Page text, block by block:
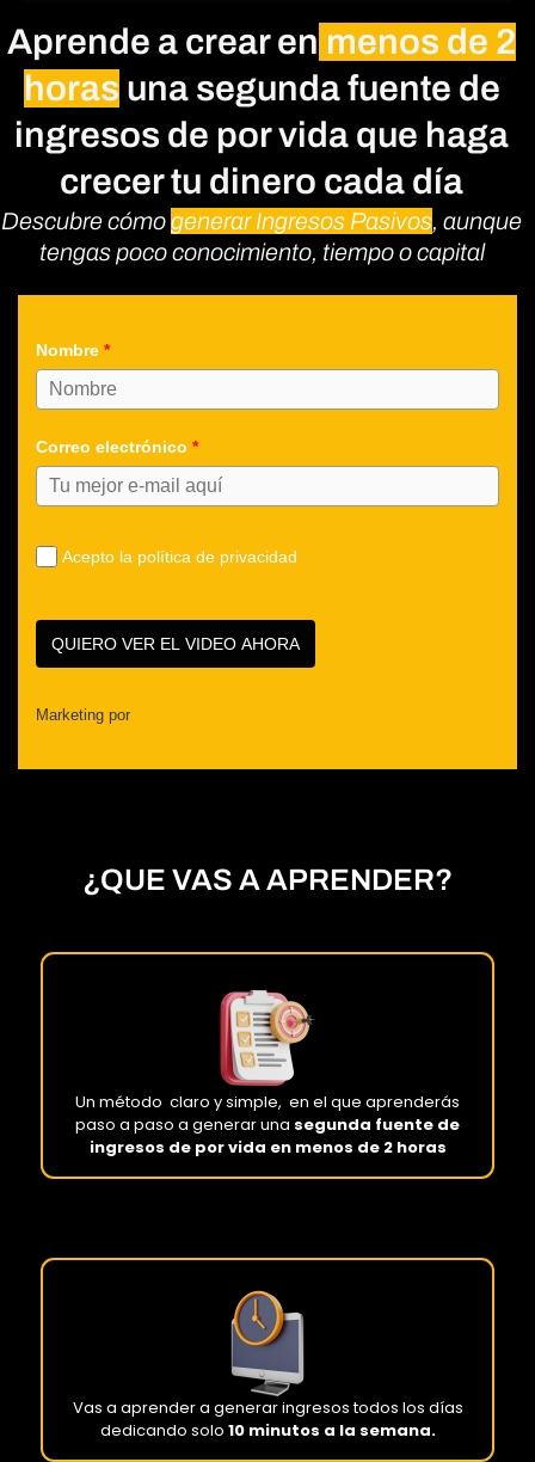
Descubre cómogenerar Ingresos Pasivos, aunque
tengas poco conocimiento, tiempo o capital
Aprende a crear en menos de 2
horas una segunda fuente de
ingresos de por vida que haga
crecer tu dinero cada día
Nombre *
Correo electrónico *
Acepto la política de privacidad
QUIERO VER EL VIDEO AHORA
Marketing por
¿QUE VAS A APRENDER?
Un método claro y simple, en el que aprenderás
paso a paso a generar una segunda fuente de
ingresos de por vida en menos de 2 horas
Vas a aprender a generar ingresos todos los días
dedicando solo 10 minutos a la semana.